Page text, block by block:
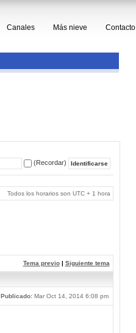
Canales Más nieve Contacto
(Recordar)
Todos los horarios son UTC + 1 hora
Tema previo| Siguiente tema
Publicado:Mar Oct 14, 2014 6:08 pm